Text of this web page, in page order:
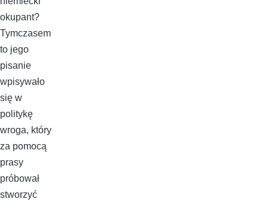
okupant?
Tymczasem
to jego
pisanie
wpisywało
się w
politykę
wroga, który
za pomocą
prasy
próbował
stworzyć